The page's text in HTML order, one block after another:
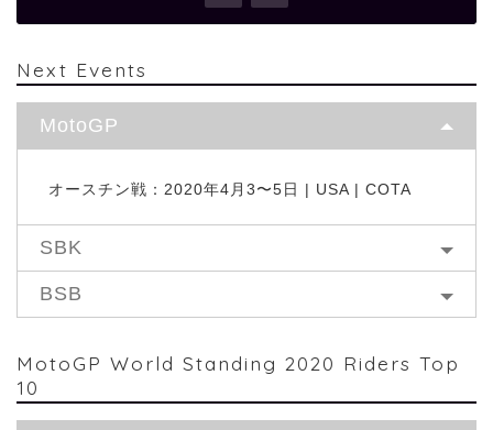
Next Events
MotoGP
オースチン戦：2020年4月3〜5日 | USA | COTA
SBK
BSB
MotoGP World Standing 2020 Riders Top
10